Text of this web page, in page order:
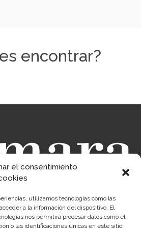
el consentimiento
utilizamos tecnologías como las
a la información del dispositivo. El
nos permitirá procesar datos como el
o las identificaciones únicas en este sitio.
encontrar?
Perfil del contratante